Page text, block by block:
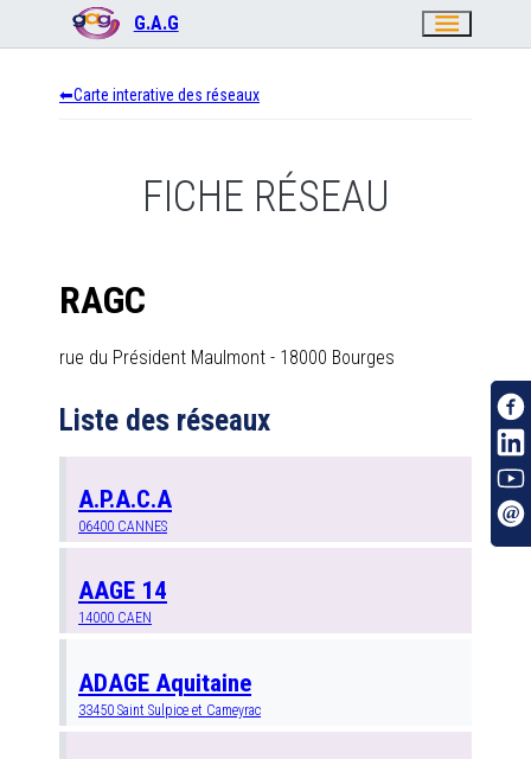
G.A.G menu
Carte interative des réseaux
FICHE RÉSEAU
RAGC
rue du Président Maulmont - 18000 Bourges
Liste des réseaux
A.P.A.C.A
06400 CANNES
AAGE 14
14000 CAEN
ADAGE Aquitaine
33450 Saint Sulpice et Cameyrac